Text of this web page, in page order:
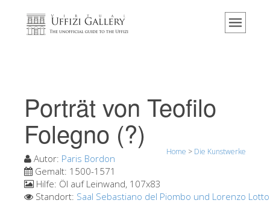
Home
Veranstaltungen & Ausstellungen
Besucher Bewertungen
Die Uffizien entdecken
Jetzt buchen
Porträt von Teofilo
Folegno (?)
Home > Die Kunstwerke
Autor: Paris Bordon
Gemalt: 1500-1571
Hilfe: Öl auf Leinwand, 107x83
Standort: Saal Sebastiano del Piombo und Lorenzo Lotto